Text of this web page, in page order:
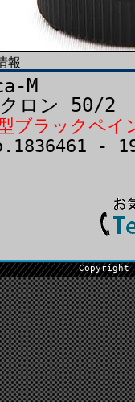
報
M
ロン 50/2
ブラックペイ
-
Copyright